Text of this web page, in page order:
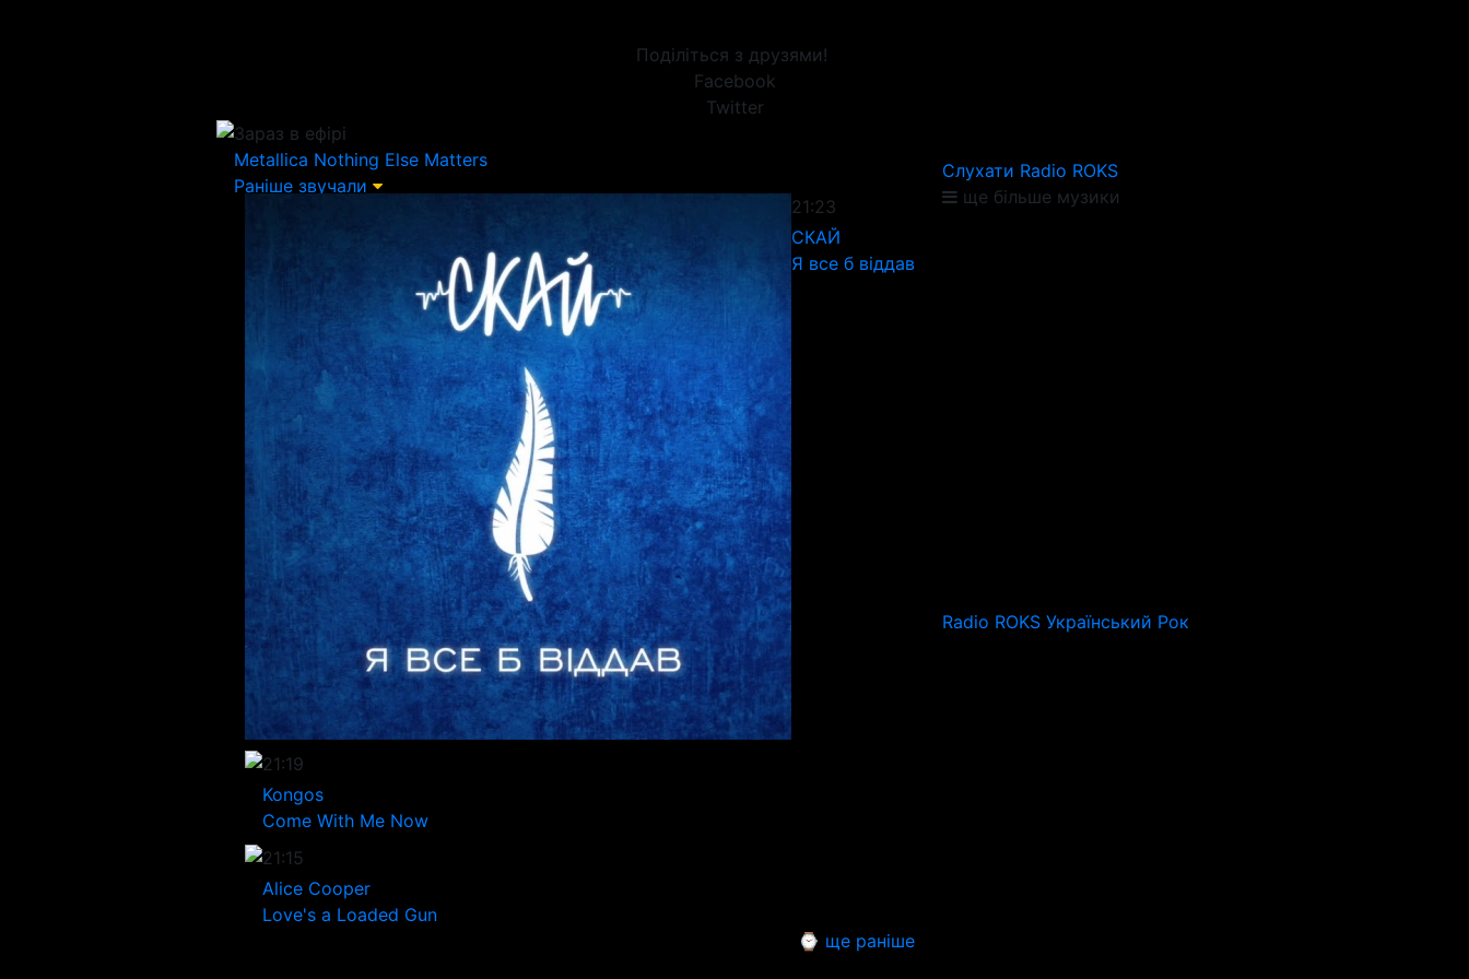
Поділіться з друзями!
Facebook
Twitter
Зараз в ефірі
Metallica Nothing Else Matters
Раніше звучали
21:23
СКАЙ
Я все б віддав
21:19
Kongos
Come With Me Now
21:15
Alice Cooper
Love's a Loaded Gun
⌚ ще раніше
Слухати Radio ROKS
ще більше музики
Radio ROKS Український Рок